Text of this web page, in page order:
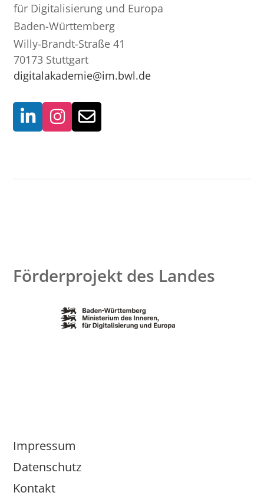
für Digitalisierung und Europa
Baden-Württemberg
Willy-Brandt-Straße 41
70173 Stuttgart
digitalakademie@im.bwl.de
Förderprojekt des Landes
Impressum
Datenschutz
Kontakt